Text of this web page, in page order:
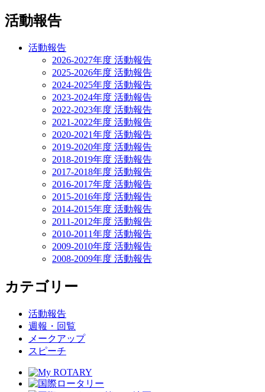
活動報告
活動報告
2026-2027年度 活動報告
2025-2026年度 活動報告
2024-2025年度 活動報告
2023-2024年度 活動報告
2022-2023年度 活動報告
2021-2022年度 活動報告
2020-2021年度 活動報告
2019-2020年度 活動報告
2018-2019年度 活動報告
2017-2018年度 活動報告
2016-2017年度 活動報告
2015-2016年度 活動報告
2014-2015年度 活動報告
2011-2012年度 活動報告
2010-2011年度 活動報告
2009-2010年度 活動報告
2008-2009年度 活動報告
カテゴリー
活動報告
週報・回覧
メークアップ
スピーチ